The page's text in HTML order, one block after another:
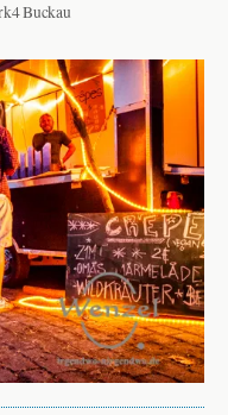
Buckau